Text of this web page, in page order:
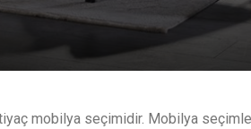
mobilya seçimidir. Mobilya